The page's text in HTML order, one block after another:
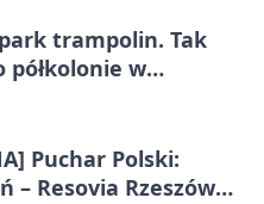
trampolin. Tak
półkolonie w
Puchar Polski:
– Resovia Rzeszów